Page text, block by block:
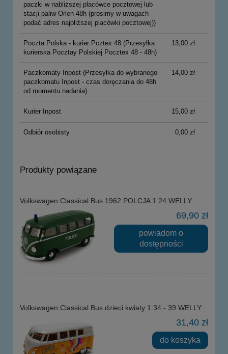
paczki w nabliższej placówce pocztowej lub
stacji paliw Orlen 48h (prosimy w uwagach
podać adres najbliższej placówki pocztowej))
Poczta Polska - kurier Pcztex 48(Przesyłka
kurierska Pocztay Polskiej Pocztex 48 - 48h)
13,00 zł
Paczkomaty Inpost(Przesyłka do wybranego
paczkomatu Inpost - czas doręczania do 48h
od momentu nadania)
14,00 zł
Kurier Inpost 15,00 zł
Odbiór osobisty 0,00 zł
Produkty powiązane
Volkswagen Classical Bus 1962 POLCJA 1:24 WELLY
69,90 zł
powiadom o
dostępności
Volkswagen Classical Bus dzieci kwiaty 1:34 - 39 WELLY
31,40 zł
do koszyka